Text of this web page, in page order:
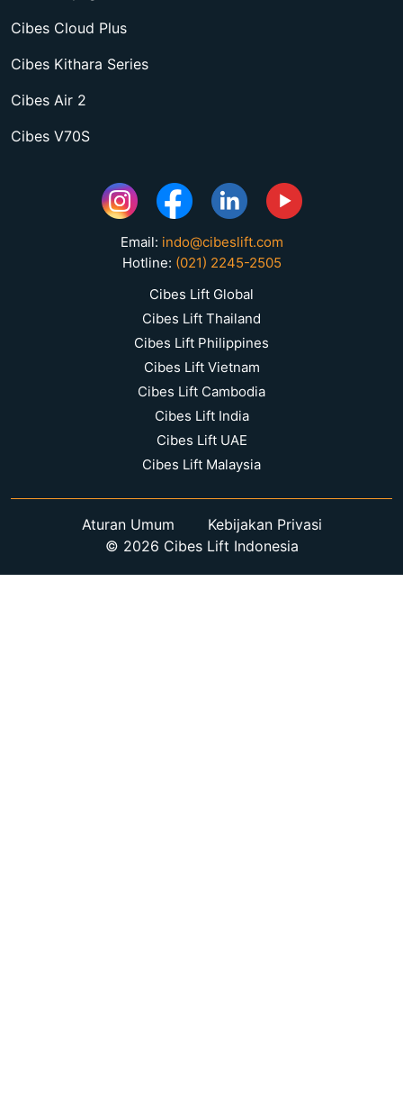
Cibes Cloud Plus
Cibes Kithara Series
Cibes Air 2
Cibes V70S
Email: indo@cibeslift.com
Hotline: (021) 2245-2505
Cibes Lift Global
Cibes Lift Thailand
Cibes Lift Philippines
Cibes Lift Vietnam
Cibes Lift Cambodia
Cibes Lift India
Cibes Lift UAE
Cibes Lift Malaysia
Aturan Umum
Kebijakan Privasi
© 2026 Cibes Lift Indonesia